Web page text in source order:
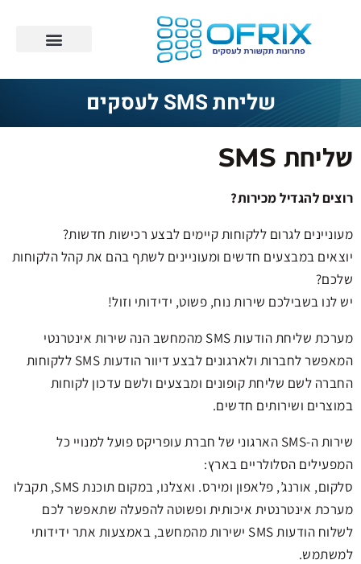
שליחת SMS לעסקים
שליחת SMS
רוצים להגדיל מכירות?
מעוניינים לגרום ללקוחות קיימים לבצע רכישות חדשות?
יוצאים במבצעים חדשים ומעוניינים לשתף בהם את קהל הלקוחות
שלכם?
יש לנו בשבילכם שירות נוח, פשוט, ידידותי וזול!
מערכת שליחת הודעות SMS מהמחשב הנה שירות אינטרנטי
המאפשר לחברות ולארגונים לבצע דיוור הודעות SMS ללקוחות
החברה לשם שליחת קופונים ומבצעים ולשם עדכון לקוחות
במוצרים ושירותים חדשים.
שירות ה-SMS הארגוני של חברת עופריקס פועל למנויי כל
המפעילים הסלולריים בארץ:
סלקום, אורנג’, פלאפון ומירס. ואצלנו, במקום תוכנת SMS, תקבלו
מערכת אינטרנטית איכותית ופשוטה להפעלה שתאפשר לכם
לשלוח הודעות SMS ישירות מהמחשב, באמצעות אתר ידידותי
למשתמש.